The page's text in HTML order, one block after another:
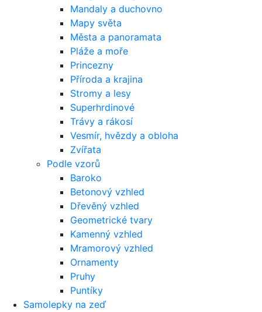
Mandaly a duchovno
Mapy světa
Města a panoramata
Pláže a moře
Princezny
Příroda a krajina
Stromy a lesy
Superhrdinové
Trávy a rákosí
Vesmír, hvězdy a obloha
Zvířata
Podle vzorů
Baroko
Betonový vzhled
Dřevěný vzhled
Geometrické tvary
Kamenný vzhled
Mramorový vzhled
Ornamenty
Pruhy
Puntíky
Samolepky na zeď